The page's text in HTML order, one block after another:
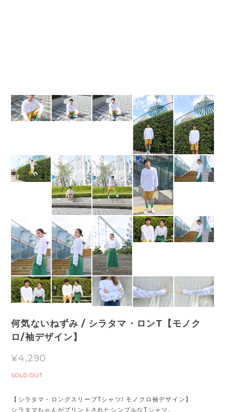
何気ないねずみ / シラタマ・ロンT【モノク
ロ/袖デザイン】
¥4,290
SOLD OUT
【シラタマ・ロングスリーブTシャツ/ モノクロ袖デザイン】
シラタマちゃんがプリントされたシンプルなTシャツ。